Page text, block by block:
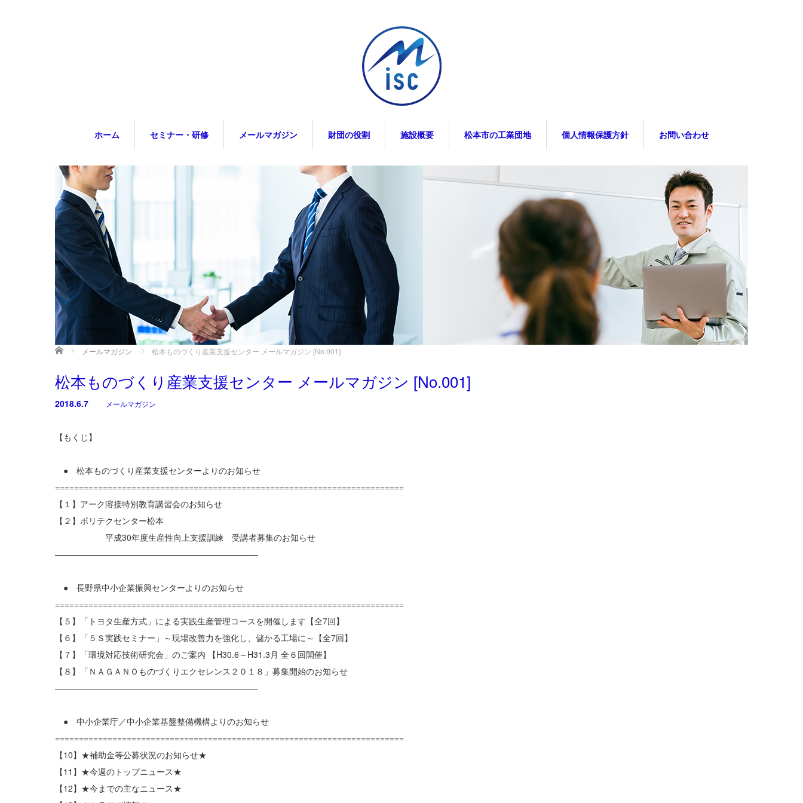
ホーム セミナー・研修 メールマガジン 財団の役割 施設概要 松本市の工業団地 個人情報保護方針 お問い合わせ
ホーム メールマガジン 松本ものづくり産業支援センター メールマガジン [No.001]
松本ものづくり産業支援センター メールマガジン [No.001]
2018.6.7 メールマガジン
【もくじ】
● 松本ものづくり産業支援センターよりのお知らせ
=========================================================================
【１】アーク溶接特別教育講習会のお知らせ
【２】ポリテクセンター松本
平成30年度生産性向上支援訓練 受講者募集のお知らせ
————————————————————————-
● 長野県中小企業振興センターよりのお知らせ
=========================================================================
【５】「トヨタ生産方式」による実践生産管理コースを開催します【全7回】
【６】「５Ｓ実践セミナー」～現場改善力を強化し、儲かる工場に～【全7回】
【７】「環境対応技術研究会」のご案内 【H30.6～H31.3月 全６回開催】
【８】「ＮＡＧＡＮＯものづくりエクセレンス２０１８」募集開始のお知らせ
————————————————————————-
● 中小企業庁／中小企業基盤整備機構よりのお知らせ
=========================================================================
【10】★補助金等公募状況のお知らせ★
【11】★今週のトップニュース★
【12】★今までの主なニュース★